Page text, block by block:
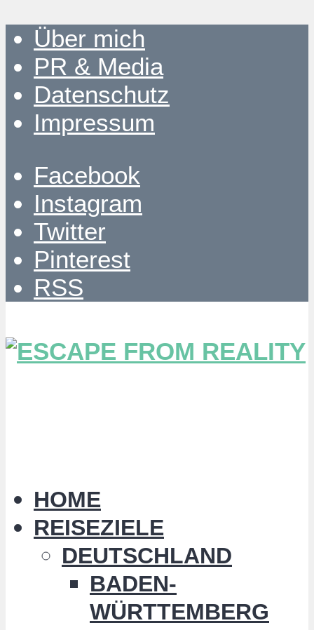
Über mich
PR & Media
Datenschutz
Impressum
Facebook
Instagram
Twitter
Pinterest
RSS
HOME
REISEZIELE
DEUTSCHLAND
BADEN-
WÜRTTEMBERG